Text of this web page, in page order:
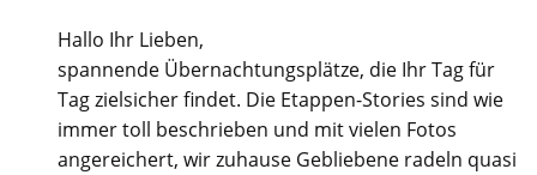
Hallo Ihr Lieben,
spannende Übernachtungsplätze, die Ihr Tag für
Tag zielsicher findet. Die Etappen-Stories sind wie
immer toll beschrieben und mit vielen Fotos
angereichert, wir zuhause Gebliebene radeln quasi